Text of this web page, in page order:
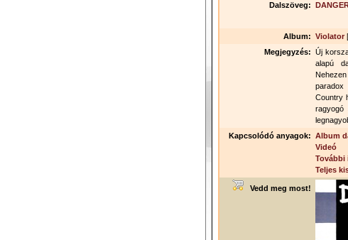
Dalszöveg:
Album: Violator
Megjegyzés: Új
alapú
paradox
Country
ragyogó
Kapcsolódó anyagok: Album
Videó
További
Teljes
Vedd meg most!